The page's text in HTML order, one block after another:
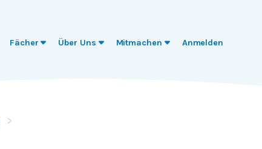
Fächer Über Uns Mitmachen Anmelden